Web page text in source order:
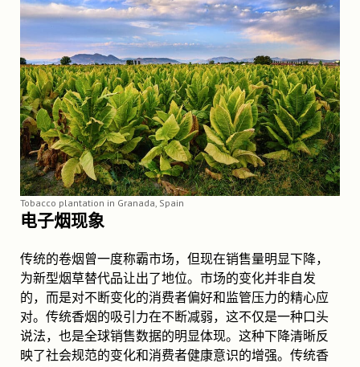
Tobacco plantation in Granada, Spain
电子烟现象
传统的卷烟曾一度称霸市场，但现在销售量明显下降，
为新型烟草替代品让出了地位。市场的变化并非自发
的，而是对不断变化的消费者偏好和监管压力的精心应
对。传统香烟的吸引力在不断减弱，这不仅是一种口头
说法，也是全球销售数据的明显体现。这种下降清晰反
映了社会规范的变化和消费者健康意识的增强。传统香